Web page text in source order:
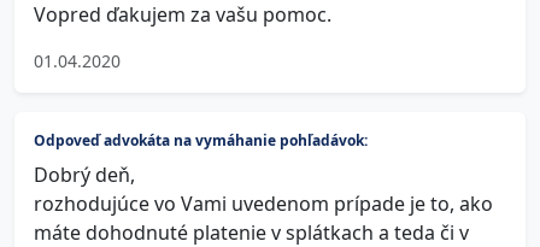
Vopred ďakujem za vašu pomoc.
01.04.2020
Odpoveď advokáta na vymáhanie pohľadávok:
Dobrý deň,
rozhodujúce vo Vami uvedenom prípade je to, ako
máte dohodnuté platenie v splátkach a teda či v